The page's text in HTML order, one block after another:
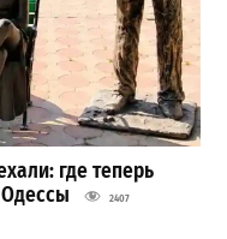
где теперь
2407